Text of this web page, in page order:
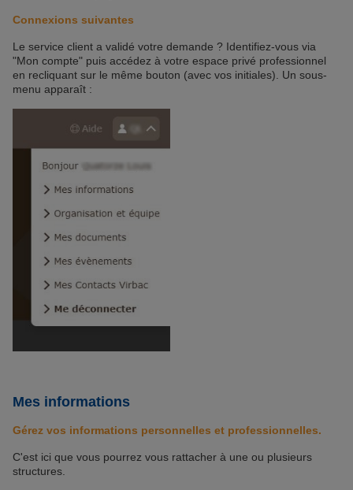
Connexions suivantes
Le service client a validé votre demande ? Identifiez-vous via
"Mon compte" puis accédez à votre espace privé professionnel
en recliquant sur le même bouton (avec vos initiales). Un sous-
menu apparaît :
Mes informations
Gérez vos informations personnelles et professionnelles.
C'est ici que vous pourrez vous rattacher à une ou plusieurs
structures.